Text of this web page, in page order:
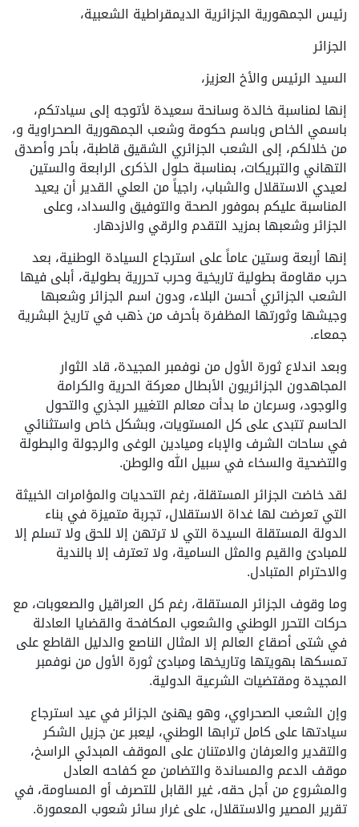
رئيس الجمهورية الجزائرية الديمقراطية الشعبية،
الجزائر
السيد الرئيس والأخ العزيز،
إنها لمناسبة خالدة وسانحة سعيدة لأتوجه إلى سيادتكم،
باسمي الخاص وباسم حكومة وشعب الجمهورية الصحراوية و،
من خلالكم، إلى الشعب الجزائري الشقيق قاطبة، بأحر وأصدق
التهاني والتبريكات، بمناسبة حلول الذكرى الرابعة والستين
لعيدي الاستقلال والشباب، راجياً من العلي القدير أن يعيد
المناسبة عليكم بموفور الصحة والتوفيق والسداد، وعلى
الجزائر وشعبها بمزيد التقدم والرقي والازدهار.
إنها أربعة وستين عاماً على استرجاع السيادة الوطنية، بعد
حرب مقاومة بطولية تاريخية وحرب تحررية بطولية، أبلى فيها
الشعب الجزائري أحسن البلاء، ودون اسم الجزائر وشعبها
وجيشها وثورتها المظفرة بأحرف من ذهب في تاريخ البشرية
جمعاء.
وبعد اندلاع ثورة الأول من نوفمبر المجيدة، قاد الثوار
المجاهدون الجزائريون الأبطال معركة الحرية والكرامة
والوجود، وسرعان ما بدأت معالم التغيير الجذري والتحول
الحاسم تتبدى على كل المستويات، وبشكل خاص واستثنائي
في ساحات الشرف والإباء وميادين الوغى والرجولة والبطولة
والتضحية والسخاء في سبيل الله والوطن.
لقد خاضت الجزائر المستقلة، رغم التحديات والمؤامرات الخبيثة
التي تعرضت لها غداة الاستقلال، تجربة متميزة في بناء
الدولة المستقلة السيدة التي لا ترتهن إلا للحق ولا تسلم إلا
للمبادئ والقيم والمثل السامية، ولا تعترف إلا بالندية
والاحترام المتبادل.
وما وقوف الجزائر المستقلة، رغم كل العراقيل والصعوبات، مع
حركات التحرر الوطني والشعوب المكافحة والقضايا العادلة
في شتى أصقاع العالم إلا المثال الناصع والدليل القاطع على
تمسكها بهويتها وتاريخها ومبادئ ثورة الأول من نوفمبر
المجيدة ومقتضيات الشرعية الدولية.
وإن الشعب الصحراوي، وهو يهنئ الجزائر في عيد استرجاع
سيادتها على كامل ترابها الوطني، ليعبر عن جزيل الشكر
والتقدير والعرفان والامتنان على الموقف المبدئي الراسخ،
موقف الدعم والمساندة والتضامن مع كفاحه العادل
والمشروع من أجل حقه، غير القابل للتصرف أو المساومة، في
تقرير المصير والاستقلال، على غرار سائر شعوب المعمورة.